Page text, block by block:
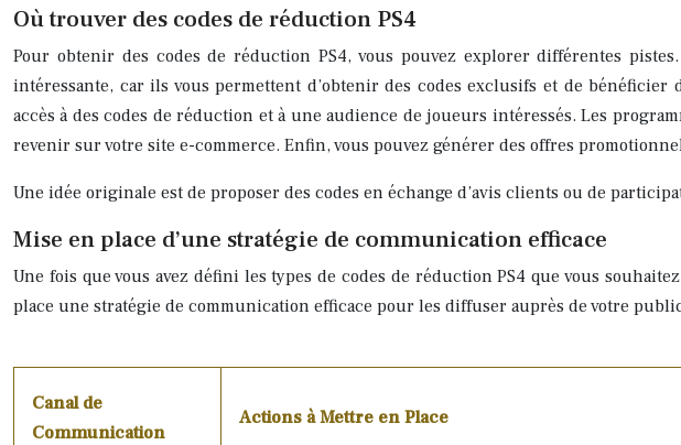
Où trouver des codes de réduction PS4
Pour obtenir des codes de réduction PS4, vous pouvez explorer différentes
intéressante, car ils vous permettent d’obtenir des codes exclusifs et de
accès à des codes de réduction et à une audience de joueurs intéressés. Les
revenir sur votre site e-commerce. Enfin, vous pouvez générer des offres
Une idée originale est de proposer des codes en échange d’avis clients ou de
Mise en place d’une stratégie de communication efficace
Une fois que vous avez défini les types de codes de réduction PS4 que vous
place une stratégie de communication efficace pour les diffuser auprès de votre
Canal de
Communication
Actions à Mettre en Place